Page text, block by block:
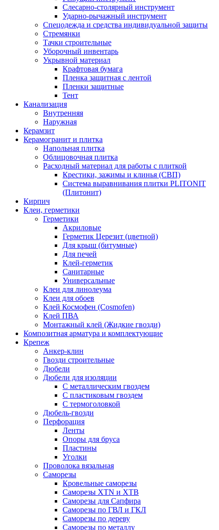
Слесарно-столярный инструмент
Ударно-рычажный инструмент
Спецодежда и средства индивидуальной защиты
Стремянки
Тачки строительные
Уборочный инвентарь
Укрывной материал
Крафтовая бумага
Пленка защитная с лентой
Пленки защитные
Тент
Канализация
Внутренняя
Наружная
Керамзит
Керамогранит и плитка
Напольная плитка
Облицовочная плитка
Расходный материал для работы с плиткой
Крестики, зажимы и клинья (СВП)
Система выравнивания плитки PLITONIT
(Плитонит)
Кирпич
Клеи, герметики
Герметики
Акриловые
Герметик Церезит (цветной)
Для крыш (битумные)
Для печей
Клей-герметик
Санитарные
Универсальные
Клеи для линолеума
Клеи для обоев
Клей Космофен (Cosmofen)
Клей ПВА
Монтажный клей (Жидкие гвозди)
Композитная арматура и комплектующие
Крепеж
Анкер-клин
Гвозди строительные
Дюбели
Дюбели для изоляции
С металлическим гвоздем
С пластиковым гвоздем
С термоголовкой
Дюбель-гвозди
Перфорация
Ленты
Опоры для бруса
Пластины
Уголки
Проволока вязальная
Саморезы
Кровельные саморезы
Саморезы XTN и ХTB
Саморезы для Сапфира
Саморезы по ГВЛ и ГКЛ
Саморезы по дереву
Саморезы по металлу